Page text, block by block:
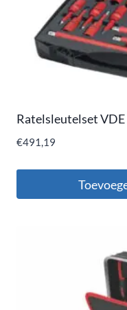
Ratelsleutelset
€491,19